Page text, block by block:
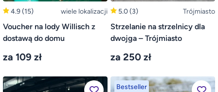
4.9(15) wiele lokalizacji
Voucher na lody Willisch z
dostawą do domu
za 109 zł
5.0(3) Trójmiasto
Strzelanie na strzelnicy dla
dwojga – Trójmiasto
za 250 zł
Bestseller